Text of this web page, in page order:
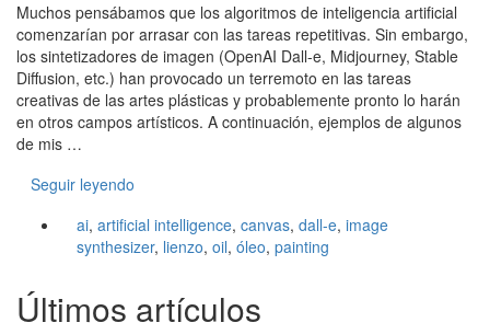
Muchos pensábamos que los algoritmos de inteligencia artificial
comenzarían por arrasar con las tareas repetitivas. Sin embargo,
los sintetizadores de imagen (OpenAI Dall-e, Midjourney, Stable
Diffusion, etc.) han provocado un terremoto en las tareas
creativas de las artes plásticas y probablemente pronto lo harán
en otros campos artísticos. A continuación, ejemplos de algunos
de mis …
Seguir leyendo
ai, artificial intelligence, canvas, dall-e, image
synthesizer, lienzo, oil, óleo, painting
Últimos artículos